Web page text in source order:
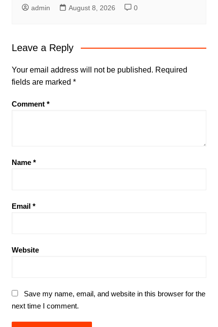
admin August 8, 2026 0
Leave a Reply
Your email address will not be published. Required
fields are marked *
Comment *
Name *
Email *
Website
Save my name, email, and website in this browser for the
next time I comment.